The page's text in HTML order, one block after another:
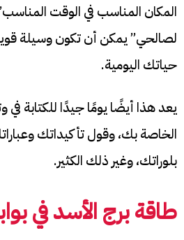
المكان المناسب في الوقت
لصالحي” يمكن أن تكون وسيلة
حياتك اليومية.
يعد هذا أيضًا يومًا جيدًا للكتابة
الخاصة بك، وقول تأكيداتك
بلوراتك، وغير ذلك الكثير.
طاقة برج الأسد في